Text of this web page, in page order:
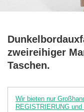
zweireihiger
Taschen.
Wir bieten nur
REGISTRIERUNG